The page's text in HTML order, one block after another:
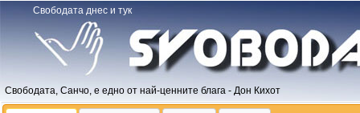
Свободата днес и тук
Свободата, Санчо, е едно от най-ценните блага - Дон Кихот